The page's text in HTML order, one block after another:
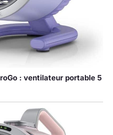
uniformément la
brume fraîche et le
flux d'air, gardant
tout le monde frais
et confortable.
Remarque : après
marchandise, il est
d'eau à l'intérieur
du ventilateur avec
un jet d'eau.
: ventilateur portable 5